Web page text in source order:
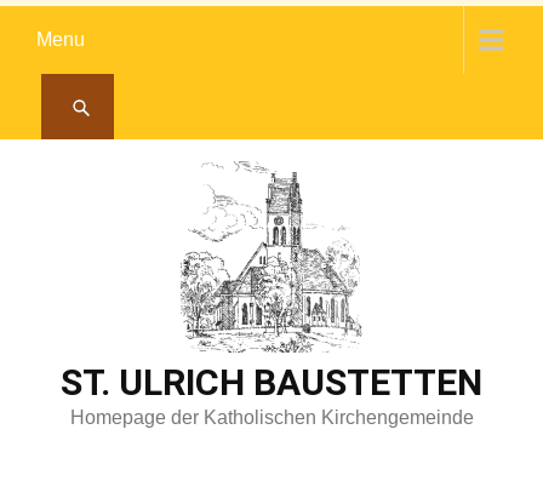
Menu
ST. ULRICH BAUSTETTEN
Homepage der Katholischen Kirchengemeinde